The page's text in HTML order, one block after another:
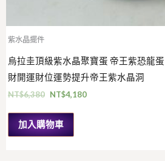
紫水晶擺件
烏拉圭頂級紫水晶聚寶蛋 帝王紫恐龍
財開運財位運勢提升帝王紫水晶洞
NT$6,380 NT$4,180
加入購物車